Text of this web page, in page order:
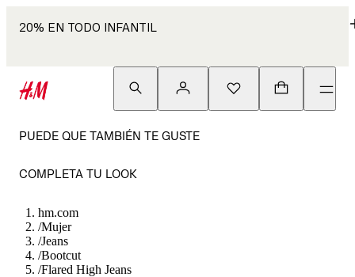
20% EN TODO INFANTIL
PUEDE QUE TAMBIÉN TE GUSTE
COMPLETA TU LOOK
hm.com
/Mujer
/Jeans
/Bootcut
/Flared High Jeans